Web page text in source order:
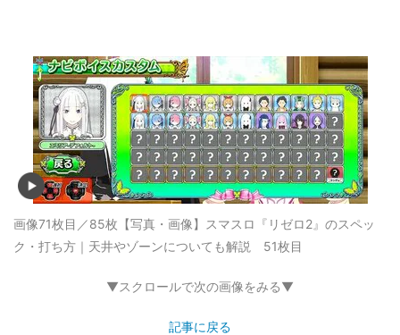
画像71枚目／85枚 【写真・画像】スマスロ『リゼロ2』のスペッ
ク・打ち方｜天井やゾーンについても解説 51枚目
▼スクロールで次の画像をみる▼
記事に戻る